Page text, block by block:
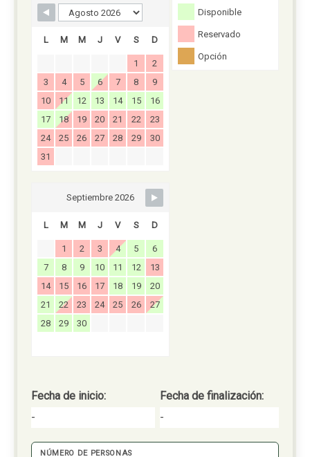
Disponible
Reservado
Opción
L M M J V S D
1
2
3
4 5 6 7 8
9
10
11 12 13 14 15
16
17
18 19 20 21 22
23
24
25 26 27 28 29
30
31
Septiembre 2026
L M M J V S D
1 2 3 4 5
6
7
8 9 10 11 12
13
14
15 16 17 18 19
20
21
22 23 24 25 26
27
28
29 30
Fecha de inicio:
-
Fecha de finalización:
-
NÚMERO DE PERSONAS